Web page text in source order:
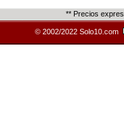
** Precios
© 2002/2022 Solo10.com